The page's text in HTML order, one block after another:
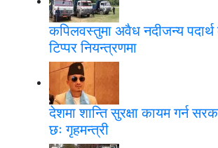
कपिलवस्तुमा अवैध नदीजन्य
टिप्पर नियन्त्रणमा
देशमा शान्ति सुरक्षा कायम गर्न
छः गृहमन्त्री